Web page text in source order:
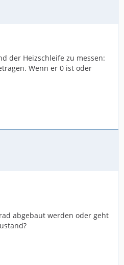
der Heizschleife zu messen:
Wenn er 0 ist oder
abgebaut werden oder geht